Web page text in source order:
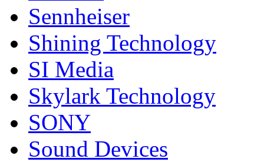
Sennheiser
Shining Technology
SI Media
Skylark Technology
SONY
Sound Devices